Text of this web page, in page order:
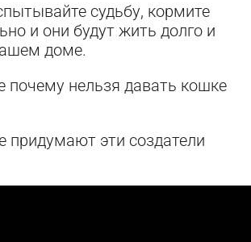
судьбу, кормите
и они будут жить долго и
доме.
почему нельзя давать кошке
придумают эти создатели